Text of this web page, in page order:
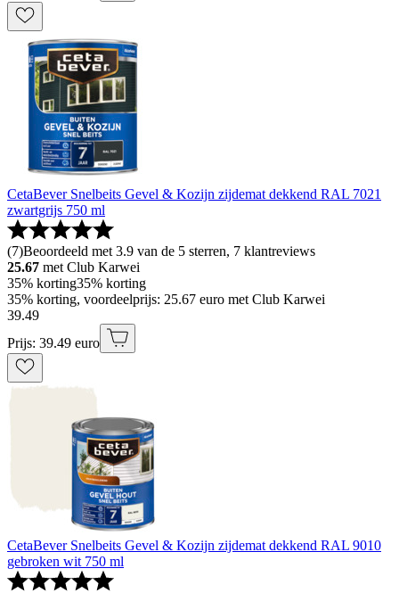
CetaBever Snelbeits Gevel & Kozijn zijdemat dekkend RAL 7021
zwartgrijs 750 ml
(7)Beoordeeld met 3.9 van de 5 sterren, 7 klantreviews
25.67 met Club Karwei
35% korting35% korting
35% korting, voordeelprijs: 25.67 euro met Club Karwei
39.49
Prijs: 39.49 euro
CetaBever Snelbeits Gevel & Kozijn zijdemat dekkend RAL 9010
gebroken wit 750 ml